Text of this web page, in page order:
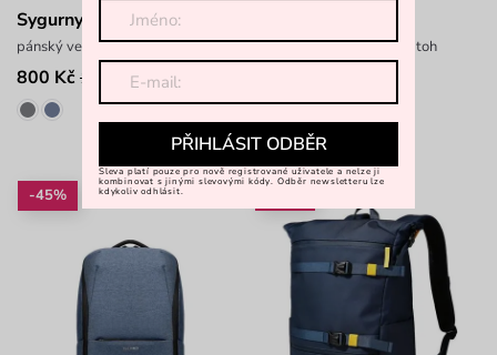
Sygurny Men Black
pánský velký cestovní batoh
800 Kč 1 599 Kč
pánský velký cestovní batoh
-45%
PŘIHLÁSIT ODBĚR
Sleva platí pouze pro nově registrované uživatele a nelze ji
kombinovat s jinými slevovými kódy. Odběr newsletteru lze
kdykoliv odhlásit.